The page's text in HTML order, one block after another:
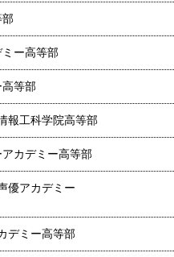
部
ー高等部
等部
報工科学院高等部
カデミー高等部
優アカデミー
デミー高等部